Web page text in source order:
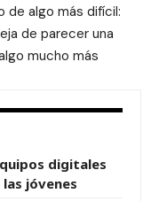
de algo más difícil:
de parecer una
mucho más
digitales
jóvenes